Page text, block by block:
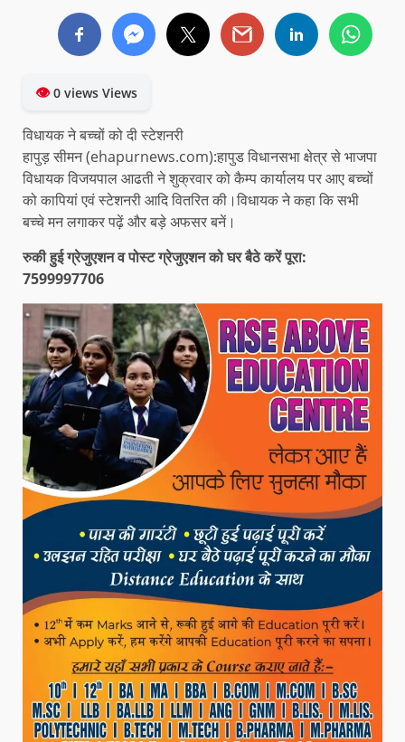
👁0 views Views
विधायक ने बच्चों को दी स्टेशनरी
हापुड़ सीमन (ehapurnews.com):हापुड विधानसभा क्षेत्र से भाजपा
विधायक विजयपाल आढती ने शुक्रवार को कैम्प कार्यालय पर आए बच्चों
को कापियां एवं स्टेशनरी आदि वितरित की।विधायक ने कहा कि सभी
बच्चे मन लगाकर पढ़ें और बड़े अफसर बनें।
रुकी हुई ग्रेजुएशन व पोस्ट ग्रेजुएशन को घर बैठे करें पूरा:
7599997706